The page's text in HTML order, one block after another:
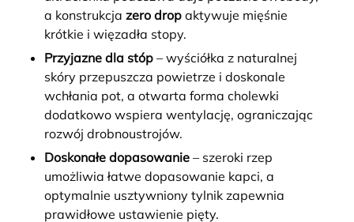
a konstrukcja zero drop aktywuje mięśnie
krótkie i więzadła stopy.
Przyjazne dla stóp – wyściółka z naturalnej
skóry przepuszcza powietrze i doskonale
wchłania pot, a otwarta forma cholewki
dodatkowo wspiera wentylację, ograniczając
rozwój drobnoustrojów.
Doskonałe dopasowanie – szeroki rzep
umożliwia łatwe dopasowanie kapci, a
optymalnie usztywniony tylnik zapewnia
prawidłowe ustawienie pięty.